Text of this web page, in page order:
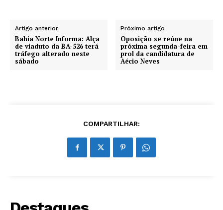
Artigo anterior
Bahia Norte Informa: Alça
de viaduto da BA-526 terá
tráfego alterado neste
sábado
Próximo artigo
Oposição se reúne na
próxima segunda-feira em
prol da candidatura de
Aécio Neves
COMPARTILHAR: